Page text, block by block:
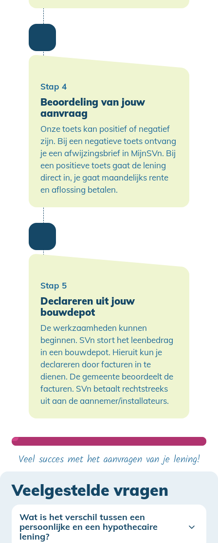
Beoordeling van jouw
aanvraag
Onze toets kan positief of negatief
zijn. Bij een negatieve toets ontvang
je een afwijzingsbrief in MijnSVn. Bij
een positieve toets gaat de lening
direct in, je gaat maandelijks rente
en aflossing betalen.
Declareren uit jouw
bouwdepot
De werkzaamheden kunnen
beginnen. SVn stort het leenbedrag
in een bouwdepot. Hieruit kun je
declareren door facturen in te
dienen. De gemeente beoordeelt de
facturen. SVn betaalt rechtstreeks
uit aan de aannemer/installateurs.
Veel succes met het aanvragen van je lening!
Veelgestelde vragen
Wat is het verschil tussen een
persoonlijke en een hypothecaire
lening?